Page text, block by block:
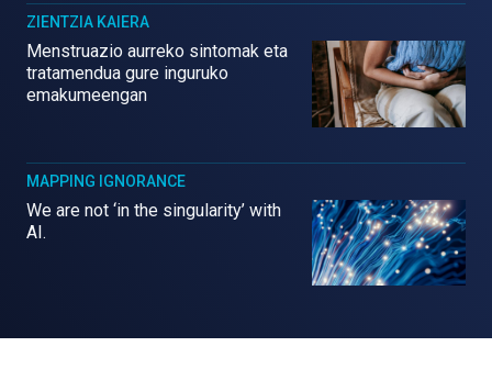
ZIENTZIA KAIERA
Menstruazio aurreko sintomak eta
tratamendua gure inguruko
emakumeengan
MAPPING IGNORANCE
We are not ‘in the singularity’ with
AI.